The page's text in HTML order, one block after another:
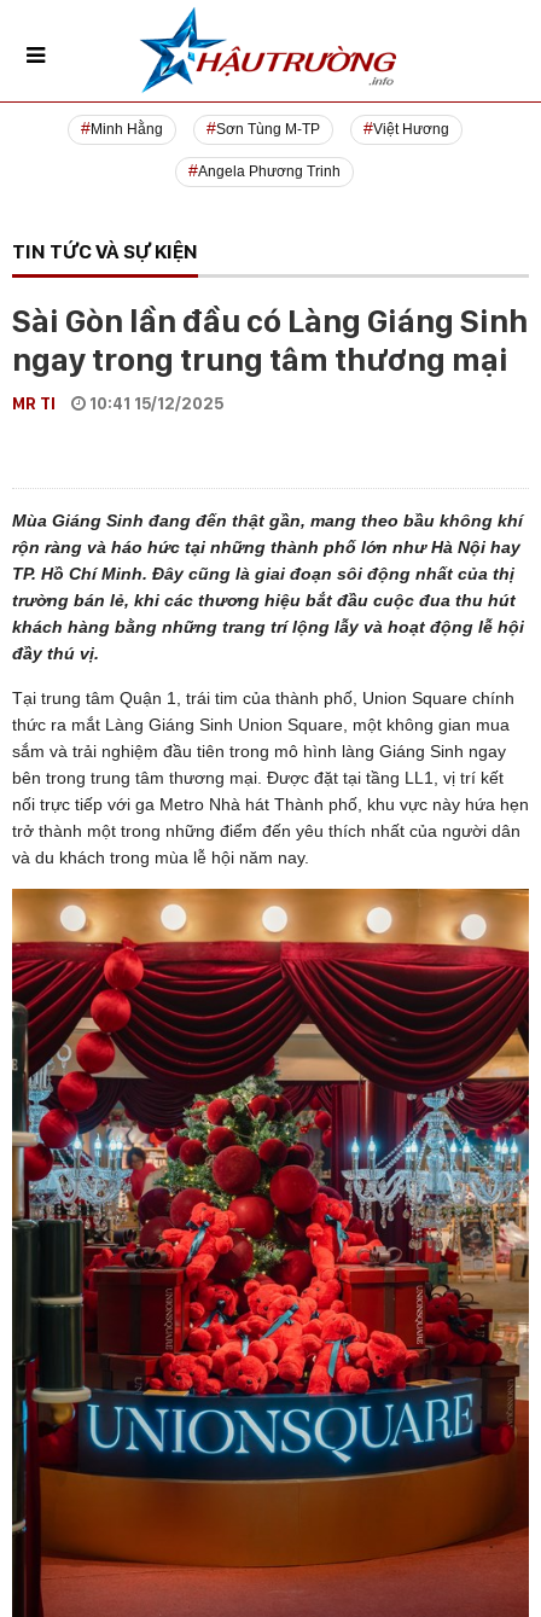
Minh Hằng Sơn Tùng M-TP Việt Hương
Angela Phương Trinh
TIN TỨC VÀ SỰ KIỆN
Sài Gòn lần đầu có Làng Giáng Sinh
ngay trong trung tâm thương mại
MR TI 10:41 15/12/2025
Mùa Giáng Sinh đang đến thật gần, mang theo bầu không khí
rộn ràng và háo hức tại những thành phố lớn như Hà Nội hay
TP. Hồ Chí Minh. Đây cũng là giai đoạn sôi động nhất của thị
trường bán lẻ, khi các thương hiệu bắt đầu cuộc đua thu hút
khách hàng bằng những trang trí lộng lẫy và hoạt động lễ hội
đầy thú vị.
Tại trung tâm Quận 1, trái tim của thành phố, Union Square chính
thức ra mắt Làng Giáng Sinh Union Square, một không gian mua
sắm và trải nghiệm đầu tiên trong mô hình làng Giáng Sinh ngay
bên trong trung tâm thương mại. Được đặt tại tầng LL1, vị trí kết
nối trực tiếp với ga Metro Nhà hát Thành phố, khu vực này hứa hẹn
trở thành một trong những điểm đến yêu thích nhất của người dân
và du khách trong mùa lễ hội năm nay.